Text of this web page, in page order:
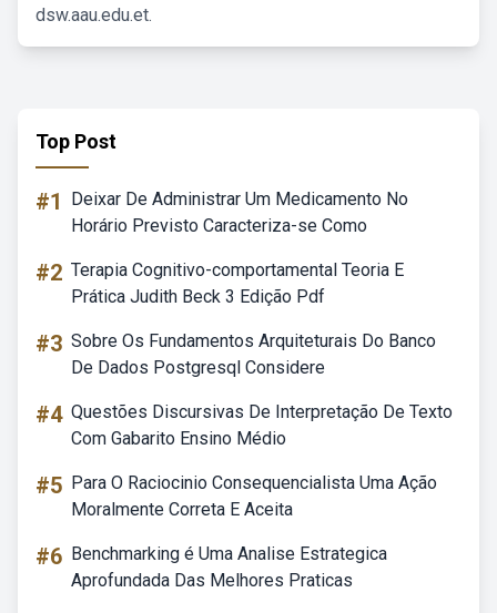
dsw.aau.edu.et.
Top Post
#1
Deixar De Administrar Um Medicamento No
Horário Previsto Caracteriza-se Como
#2 Terapia Cognitivo-comportamental Teoria E
Prática Judith Beck 3 Edição Pdf
#3 Sobre Os Fundamentos Arquiteturais Do Banco
De Dados Postgresql Considere
#4 Questões Discursivas De Interpretação De Texto
Com Gabarito Ensino Médio
#5 Para O Raciocinio Consequencialista Uma Ação
Moralmente Correta E Aceita
#6 Benchmarking é Uma Analise Estrategica
Aprofundada Das Melhores Praticas